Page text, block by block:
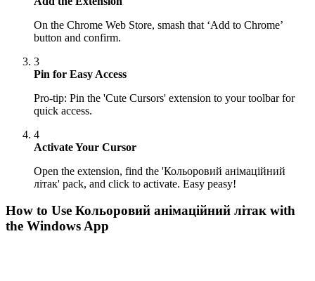
On the Chrome Web Store, smash that ‘Add to Chrome’
button and confirm.
3
Pin for Easy Access
Pro-tip: Pin the 'Cute Cursors' extension to your toolbar for
quick access.
4
Activate Your Cursor
Open the extension, find the 'Кольоровий анімаційний
літак' pack, and click to activate. Easy peasy!
How to Use Кольоровий анімаційний літак with
the Windows App